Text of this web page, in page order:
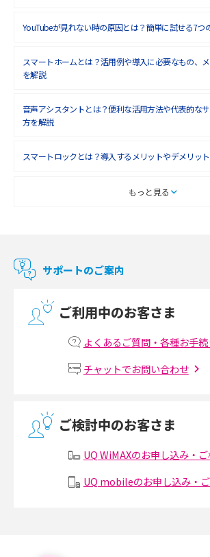
2018年7月(6)
2018年6月(6)
2018年4月(7)
2018年2月(6)
2017年10月(4)
2017年8月(4)
2017年7月(6)
2017年6月(6)
2017年4月(8)
2017年3月(9)
2017年2月(7)
2017年1月(6)
YouTubeが見れない時の原因とは？簡単に試せる7つ
スマートホームとは？活用例や導入に必要なもの、
を解説
音声アシスタントとは？便利な活用方法や代表的な
方を解説
スマートロックとは？導入するメリットやデメリッ
スマートテレビとは？特徴や選び方、使い方をわかり
マンションで使えるWi-Fiは？種類ごとの特徴や選び方
マンションで光回線の利用を始める手順は？設備状況
Wi-Fiルーターの設定方法をわかりやすく解説！事前
無線LANとは？メリット・デメリットや接続方法を解説
メッシュWi-Fiとは？仕組みやメリット・デメリット
もっと見る
サポートのご案内
ご利用中のお客さま
よくあるご質問・各種お手続
チャットでお問い合わせ
ご検討中のお客さま
UQ WiMAXのお申し込み・
UQ mobileのお申し込み・